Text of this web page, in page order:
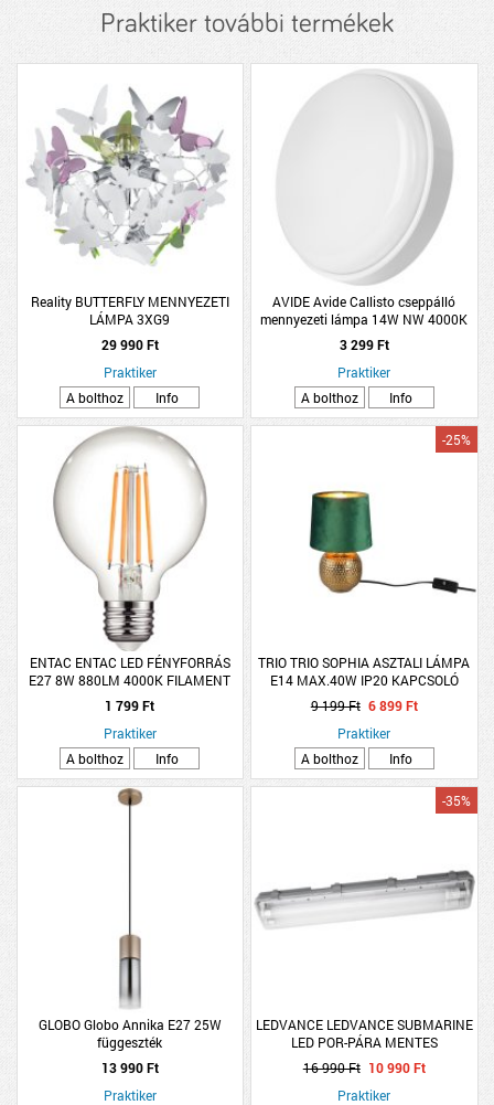
Praktiker további termékek
Reality BUTTERFLY MENNYEZETI
LÁMPA 3XG9
29 990 Ft
Praktiker
A bolthoz
Info
AVIDE Avide Callisto cseppálló
mennyezeti lámpa 14W NW 4000K
1400lm IP54 fehér
3 299 Ft
Praktiker
A bolthoz
Info
ENTAC ENTAC LED FÉNYFORRÁS
E27 8W 880LM 4000K FILAMENT
G80 NW
1 799 Ft
Praktiker
A bolthoz
Info
TRIO TRIO SOPHIA ASZTALI LÁMPA
E14 MAX.40W IP20 KAPCSOLÓ
26X16CM ARANY-ZÖLD
-25%
9 199 Ft 6 899 Ft
Praktiker
A bolthoz
Info
GLOBO Globo Annika E27 25W
függeszték
13 990 Ft
Praktiker
LEDVANCE LEDVANCE SUBMARINE
LED POR-PÁRA MENTES
LÁMPATEST, 2X8W 60CM 4000K
1400LM IP65
-35%
16 990 Ft 10 990 Ft
Praktiker